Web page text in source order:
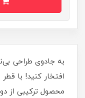
به جادوی طراحی
محصول ترکیبی از